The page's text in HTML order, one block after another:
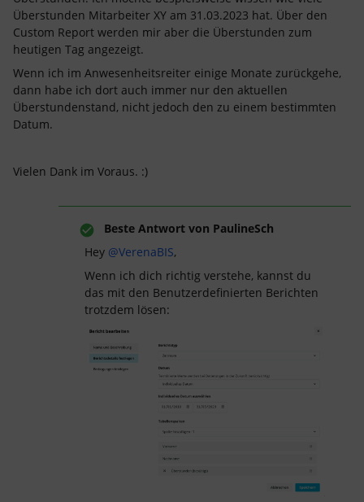
Überstunden Mitarbeiter XY am 31.03.2023 hat. Über den
Custom Report werden mir aber die Überstunden zum
heutigen Tag angezeigt.
Wenn ich im Anwesenheitsreiter einige Monate zurückgehe,
dann habe ich dort auch immer nur den aktuellen
Überstundenstand, nicht jedoch den zu einem bestimmten
Datum.
Vielen Dank im Voraus. :)
Beste Antwort von PaulineSch
Hey @VerenaBIS,
Wenn ich dich richtig verstehe, kannst du
das mit den Benutzerdefinierten Berichten
trotzdem lösen: